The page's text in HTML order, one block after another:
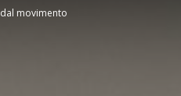
movimento